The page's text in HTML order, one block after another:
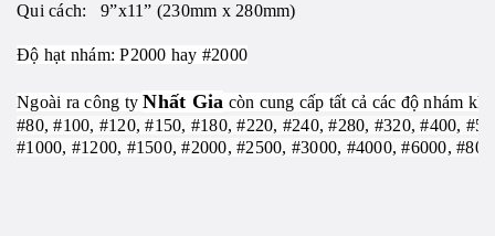
Qui cách: 9”x11” (230mm x 280mm)
Độ hạt nhám: P2000 hay #2000
Ngoài ra công tyNhất Gia còn cung cấp tất cả các độ nhám
#80, #100, #120, #150, #180, #220, #240, #280, #320, #400,
#1000, #1200, #1500, #2000, #2500, #3000, #4000, #6000,